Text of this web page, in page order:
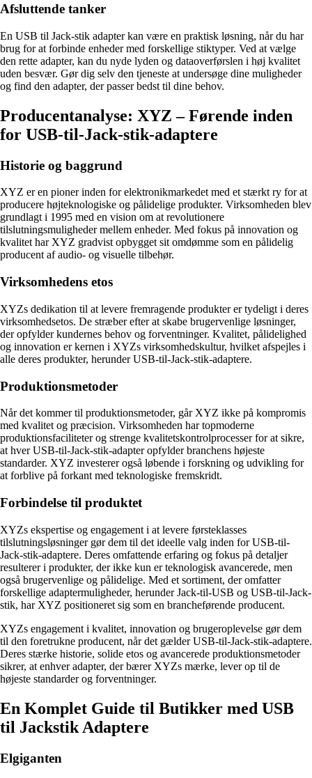
Afsluttende tanker
En USB til Jack-stik adapter kan være en praktisk løsning, når du har
brug for at forbinde enheder med forskellige stiktyper. Ved at vælge
den rette adapter, kan du nyde lyden og dataoverførslen i høj kvalitet
uden besvær. Gør dig selv den tjeneste at undersøge dine muligheder
og find den adapter, der passer bedst til dine behov.
Producentanalyse: XYZ – Førende inden
for USB-til-Jack-stik-adaptere
Historie og baggrund
XYZ er en pioner inden for elektronikmarkedet med et stærkt ry for at
producere højteknologiske og pålidelige produkter. Virksomheden blev
grundlagt i 1995 med en vision om at revolutionere
tilslutningsmuligheder mellem enheder. Med fokus på innovation og
kvalitet har XYZ gradvist opbygget sit omdømme som en pålidelig
producent af audio- og visuelle tilbehør.
Virksomhedens etos
XYZs dedikation til at levere fremragende produkter er tydeligt i deres
virksomhedsetos. De stræber efter at skabe brugervenlige løsninger,
der opfylder kundernes behov og forventninger. Kvalitet, pålidelighed
og innovation er kernen i XYZs virksomhedskultur, hvilket afspejles i
alle deres produkter, herunder USB-til-Jack-stik-adaptere.
Produktionsmetoder
Når det kommer til produktionsmetoder, går XYZ ikke på kompromis
med kvalitet og præcision. Virksomheden har topmoderne
produktionsfaciliteter og strenge kvalitetskontrolprocesser for at sikre,
at hver USB-til-Jack-stik-adapter opfylder branchens højeste
standarder. XYZ investerer også løbende i forskning og udvikling for
at forblive på forkant med teknologiske fremskridt.
Forbindelse til produktet
XYZs ekspertise og engagement i at levere førsteklasses
tilslutningsløsninger gør dem til det ideelle valg inden for USB-til-
Jack-stik-adaptere. Deres omfattende erfaring og fokus på detaljer
resulterer i produkter, der ikke kun er teknologisk avancerede, men
også brugervenlige og pålidelige. Med et sortiment, der omfatter
forskellige adaptermuligheder, herunder Jack-til-USB og USB-til-Jack-
stik, har XYZ positioneret sig som en brancheførende producent.
XYZs engagement i kvalitet, innovation og brugeroplevelse gør dem
til den foretrukne producent, når det gælder USB-til-Jack-stik-adaptere.
Deres stærke historie, solide etos og avancerede produktionsmetoder
sikrer, at enhver adapter, der bærer XYZs mærke, lever op til de
højeste standarder og forventninger.
En Komplet Guide til Butikker med USB
til Jackstik Adaptere
Elgiganten